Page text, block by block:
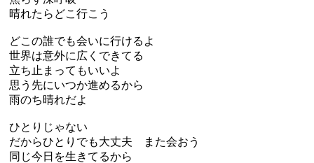
晴れたらどこ行こう
どこの誰でも会いに行けるよ
世界は意外に広くできてる
立ち止まってもいいよ
思う先にいつか進めるから
雨のち晴れだよ
ひとりじゃない
だからひとりでも大丈夫 また会おう
同じ今日を生きてるから